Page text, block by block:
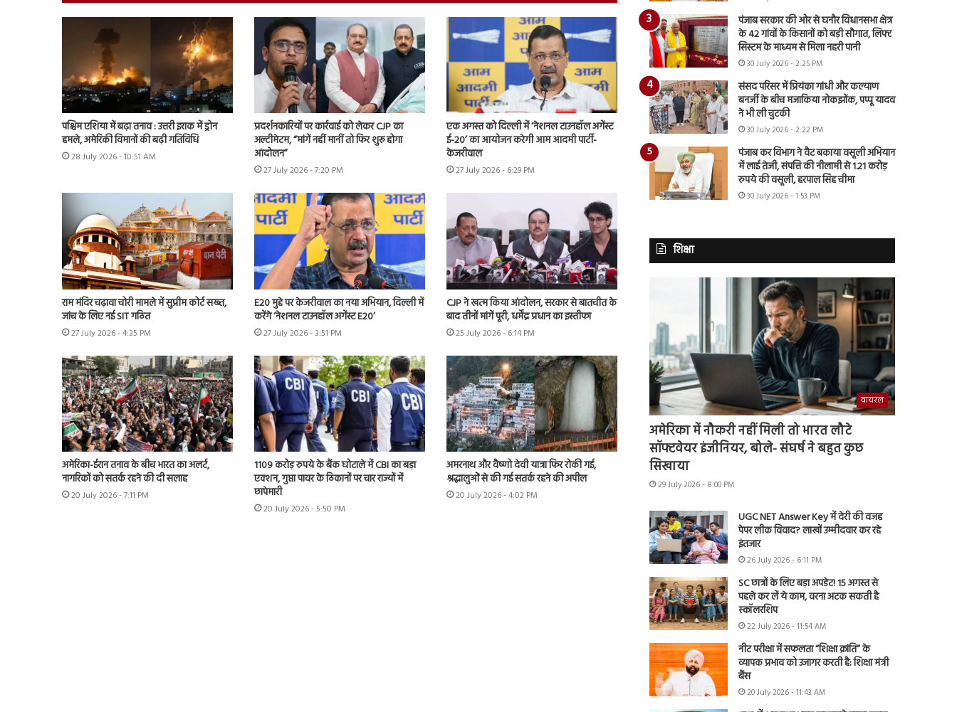
पश्चिम एशिया में बढ़ा तनाव : उत्तरी इराक में ड्रोन
हमले, अमेरिकी विमानों की बढ़ी गतिविधि
28 July 2026 - 10:51 AM
प्रदर्शनकारियों पर कार्रवाई को लेकर CJP का
अल्टीमेटम, “मांगें नहीं मानीं तो फिर शुरू होगा
आंदोलन”
27 July 2026 - 7:20 PM
एक अगस्त को दिल्ली में ‘नेशनल टाउनहॉल अगेंस्ट
ई-20’ का आयोजन करेगी आम आदमी पार्टी-
केजरीवाल
27 July 2026 - 6:29 PM
राम मंदिर चढ़ावा चोरी मामले में सुप्रीम कोर्ट सख्त,
जांच के लिए नई SIT गठित
27 July 2026 - 4:35 PM
E20 मुद्दे पर केजरीवाल का नया अभियान, दिल्ली में
करेंगे ‘नेशनल टाउनहॉल अगेंस्ट E20’
27 July 2026 - 3:51 PM
CJP ने खत्म किया आंदोलन, सरकार से बातचीत के
बाद तीनों मांगें पूरी, धर्मेंद्र प्रधान का इस्तीफा
25 July 2026 - 6:14 PM
अमेरिका-ईरान तनाव के बीच भारत का अलर्ट,
नागरिकों को सतर्क रहने की दी सलाह
20 July 2026 - 7:11 PM
1109 करोड़ रुपये के बैंक घोटाले में CBI का बड़ा
एक्शन, गुप्ता पावर के ठिकानों पर चार राज्यों में
छापेमारी
20 July 2026 - 5:50 PM
अमरनाथ और वैष्णो देवी यात्रा फिर रोकी गई,
श्रद्धालुओं से की गई सतर्क रहने की अपील
20 July 2026 - 4:02 PM
पंजाब सरकार की ओर से घनौर विधानसभा क्षेत्र
के 42 गांवों के किसानों को बड़ी सौगात, लिफ्ट
सिस्टम के माध्यम से मिला नहरी पानी
30 July 2026 - 2:25 PM
संसद परिसर में प्रियंका गांधी और कल्याण
बनर्जी के बीच मजाकिया नोकझोंक, पप्पू यादव
ने भी ली चुटकी
30 July 2026 - 2:22 PM
पंजाब कर विभाग ने वैट बकाया वसूली अभियान
में लाई तेजी, संपत्ति की नीलामी से 1.21 करोड़
रुपये की वसूली, हरपाल सिंह चीमा
30 July 2026 - 1:53 PM
शिक्षा
वायरल
अमेरिका में नौकरी नहीं मिली तो भारत लौटे
सॉफ्टवेयर इंजीनियर, बोले- संघर्ष ने बहुत कुछ
सिखाया
29 July 2026 - 8:00 PM
UGC NET Answer Key में देरी की वजह
पेपर लीक विवाद? लाखों उम्मीदवार कर रहे
इंतजार
26 July 2026 - 6:11 PM
SC छात्रों के लिए बड़ा अपडेट! 15 अगस्त से
पहले कर लें ये काम, वरना अटक सकती है
स्कॉलरशिप
22 July 2026 - 11:54 AM
नीट परीक्षा में सफलता “शिक्षा क्रांति” के
व्यापक प्रभाव को उजागर करती है: शिक्षा मंत्री
बैंस
20 July 2026 - 11:43 AM